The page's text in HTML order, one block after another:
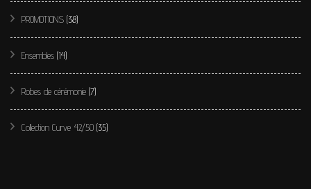
PROMOTIONS (38)
Ensembles (14)
Robes de cérémonie (7)
Collection Curve 42/50 (35)